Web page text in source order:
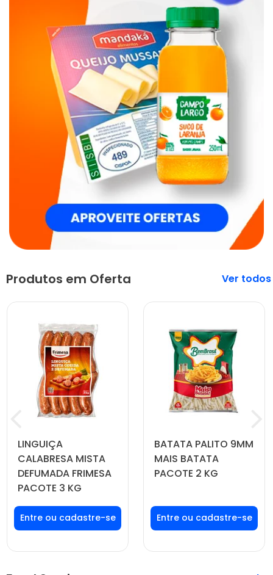
Produtos em Oferta
LINGUIÇA
CALABRESA MISTA
DEFUMADA FRIMESA
PACOTE 3 KG
Faça seu login ou
cadastre-se para
ver preços e
BATATA PALITO 9MM
MAIS BATATA
PACOTE 2 KG
Faça seu login ou
cadastre-se para
ver preços e